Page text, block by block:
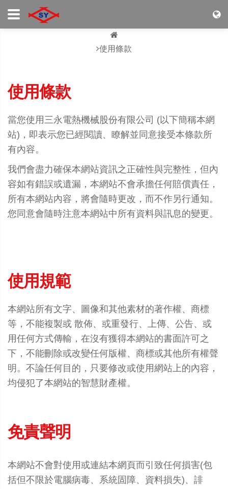
使用條款
使用條款
當您使用三永電熱機械股份有限公司 (以下簡稱本網
站)，即表示您已經閱讀、瞭解並同意接受本條款所
有內容。
我們會盡力確保本網站資訊之正確性與完整性，但內
容如有錯誤或遺漏，本網站不會承擔任何賠償責任，
所有本網站內容，將會隨時更改，而不作另行通知。
您同意會隨時注意本網站中所有資料與訊息的變更。
使用規範
本網站所有文字、圖像和其他素材的著作權、商標
等，不能複製或 散佈、或重發行、上傳、公告、或
用任何方式傳輸，在沒有獲得本網站的書面許可之
下，不能刪除或改變任何版權、商標或其他所有權聲
明。不論任何目的，只要修改或使用網站上的內容，
均侵犯了本網站的智慧財產權。
免責聲明
本網站不會對使用或連結本網頁而引致任何損害(包
括但不限於電腦病毒、系統固障、資料損失)、誹